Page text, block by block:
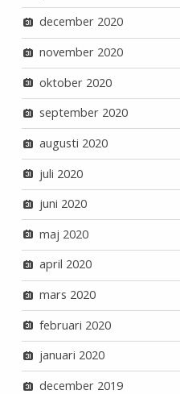
december 2020
november 2020
oktober 2020
september 2020
augusti 2020
juli 2020
juni 2020
maj 2020
april 2020
mars 2020
februari 2020
januari 2020
december 2019